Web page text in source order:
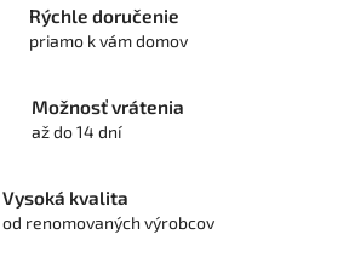
Rýchle doručenie
priamo k vám domov
Možnosť vrátenia
až do 14 dní
Vysoká kvalita
od renomovaných výrobcov